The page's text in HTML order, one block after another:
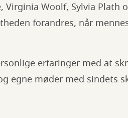
Woolf, Sylvia Plath
forandres, når
erfaringer med at
egne møder med sindets